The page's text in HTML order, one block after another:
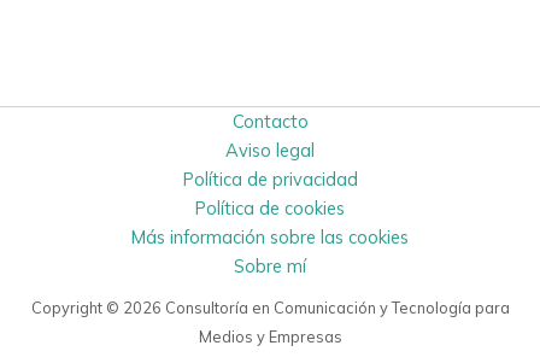
Contacto
Aviso legal
Política de privacidad
Política de cookies
Más información sobre las cookies
Sobre mí
Copyright © 2026 Consultoría en Comunicación y Tecnología para
Medios y Empresas